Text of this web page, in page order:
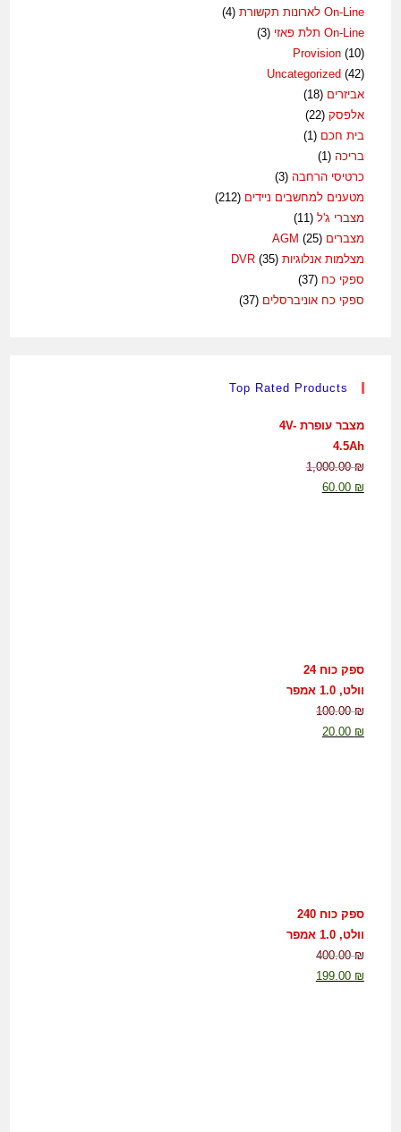
On-Line לארונות תקשורת
(4)
On-Line תלת פאזי
(3)
Provision (10)
Uncategorized (42)
אביזרים (18)
אלפסק (22)
בית חכם (1)
בריכה (1)
כרטיסי הרחבה (3)
מטענים למחשבים ניידים (212)
מצברי ג'ל (11)
מצברים AGM(25)
מצלמות אנלוגיות DVR(35)
ספקי כח (37)
ספקי כח אוניברסלים (37)
Top Rated Products
מצבר עופרת 4V-
4.5Ah
1,000.00₪
60.00 ₪
ספק כוח 24
וולט, 1.0 אמפר
100.00₪
20.00 ₪
ספק כוח 240
וולט, 1.0 אמפר
400.00₪
199.00 ₪